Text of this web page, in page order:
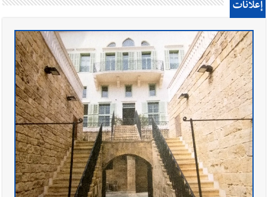
إعلانات